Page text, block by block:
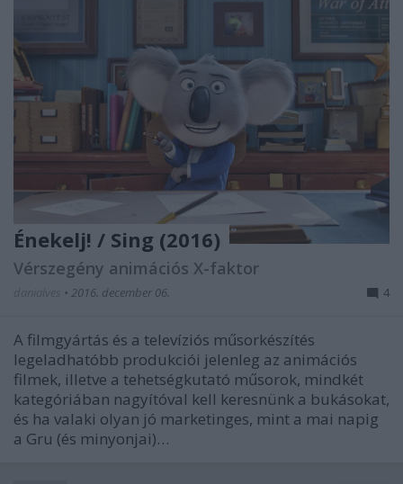
Énekelj! / Sing (2016)
Vérszegény animációs X-faktor
• 2016. december 06. 4
A filmgyártás és a televíziós műsorkészítés
legeladhatóbb produkciói jelenleg az animációs
filmek, illetve a tehetségkutató műsorok, mindkét
kategóriában nagyítóval kell keresnünk a bukásokat,
és ha valaki olyan jó marketinges, mint a mai napig
a Gru (és minyonjai)…